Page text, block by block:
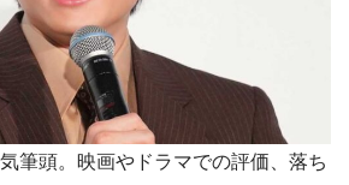
筆頭。映画やドラマでの評価、落ち